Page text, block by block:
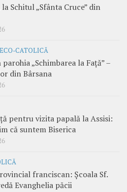
Schitul „Sfânta Cruce” din
CATOLICĂ
parohia „Schimbarea la Față” –
din Bârsana
pentru vizita papală la Assisi:
că suntem Biserica
franciscan: Școala Sf.
Evanghelia păcii